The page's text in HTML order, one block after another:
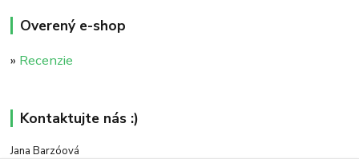
Overený e-shop
» Recenzie
Kontaktujte nás :)
Jana Barzóová